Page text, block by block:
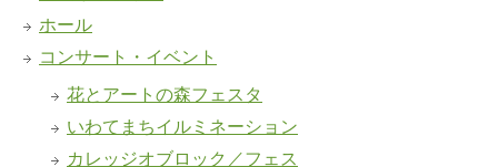
ホール
コンサート・イベント
花とアートの森フェスタ
いわてまちイルミネーション
カレッジオブロック／フェス